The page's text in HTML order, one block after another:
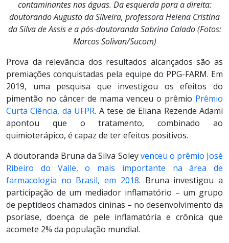
contaminantes nas águas. Da esquerda para a direita:
doutorando Augusto da Silveira, professora Helena Cristina
da Silva de Assis e a pós-doutoranda Sabrina Calado (Fotos:
Marcos Solivan/Sucom)
Prova da relevância dos resultados alcançados são as
premiações conquistadas pela equipe do PPG-FARM. Em
2019, uma pesquisa que investigou os efeitos do
pimentão no câncer de mama venceu o prêmio Prêmio
Curta Ciência, da UFPR. A tese de Eliana Rezende Adami
apontou que o tratamento, combinado ao
quimioterápico, é capaz de ter efeitos positivos.
A doutoranda Bruna da Silva Soleyvenceu o prêmio José
Ribeiro do Valle, o mais importante na área de
farmacologia no Brasil, em 2018. Bruna investigou a
participação de um mediador inflamatório – um grupo
de peptídeos chamados cininas – no desenvolvimento da
psoríase, doença de pele inflamatória e crônica que
acomete 2% da população mundial.